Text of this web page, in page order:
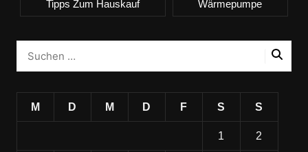
Tipps Zum Hauskauf Wärmepumpe
M D M D F S S
1 2